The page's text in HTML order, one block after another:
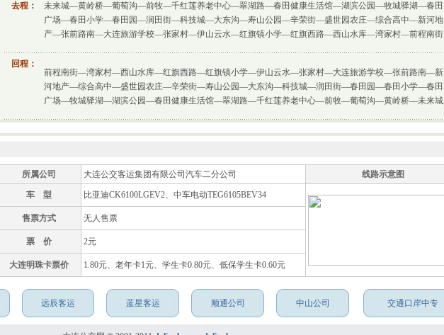
去程：
未来城—黄岭桥—葡萄沟—前牧—千红莲养老中心—翠湖路—春田健康生活馆—湖滨公园—牧城驿湖—春田
广场—春田小学—春田园—润田街—科技城—大东沟—寿山公园—辛荣街—盛世园农庄—综合高中—新河地
产—张前路南—大连旅游学校—张家村—伊山云水—红旗镇小学—红旗西路—西山水库—湾家村—前程南街
回程：
前程南街—湾家村—西山水库—红旗西路—红旗镇小学—伊山云水—张家村—大连旅游学校—张前路南—新
河地产—综合高中—盛世园农庄—辛荣街—寿山公园—大东沟—科技城—润田街—春田园—春田小学—春田
广场—牧城驿湖—湖滨公园—春田健康生活馆—翠湖路—千红莲养老中心—前牧—葡萄沟—黄岭桥—未来城
所属公司 大连公交客运集团有限公司汽车二分公司 线路示意图
车 型 比亚迪CK6100LGEV2、中车电动TEG6105BEV34
售票方式 无人售票
票 价 2元
大连明珠卡票价 1.80元、老年卡1元、学生卡0.80元、低保学生卡0.60元
远辰客运 蓝星客运 顺通公司 中山公司 交通口岸中专